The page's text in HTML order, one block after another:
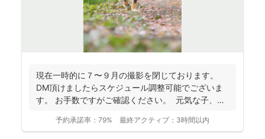
現在一時的に７〜９月の撮影を閉じております。
DM頂けましたらスケジュール調整可能でございま
す。 お手数ですがご確認ください。 元気な子、人
予約承諾率： 79% 最終アクティブ： 3時間以内